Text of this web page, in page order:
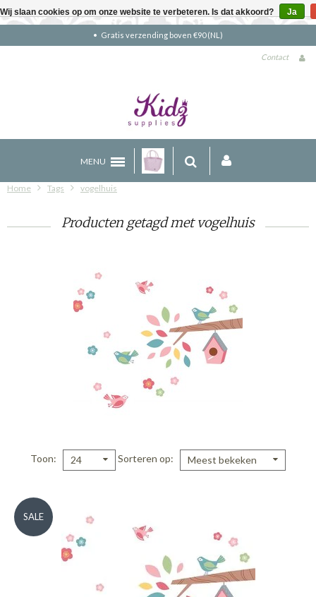
Gratis verzending boven €90 (NL)
Contact
MENU
Home Tags vogelhuis
Producten getagd met vogelhuis
Toon 24 Sorteren op Meest bekeken
SALE
Wij slaan cookies op om onze website te verbeteren. Is dat akkoord? Ja